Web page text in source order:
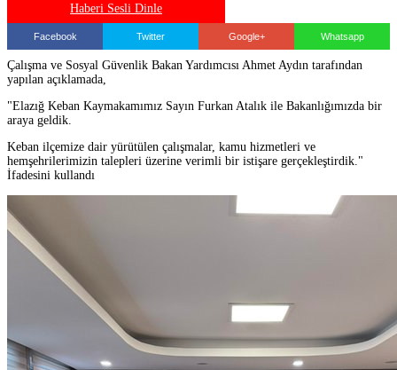
Haberi Sesli Dinle
Facebook Twitter Google+ Whatsapp
Çalışma ve Sosyal Güvenlik Bakan Yardımcısı Ahmet Aydın tarafından
yapılan açıklamada,
"Elazığ Keban Kaymakamımız Sayın Furkan Atalık ile Bakanlığımızda bir
araya geldik.
Keban ilçemize dair yürütülen çalışmalar, kamu hizmetleri ve
hemşehrilerimizin talepleri üzerine verimli bir istişare gerçekleştirdik."
İfadesini kullandı